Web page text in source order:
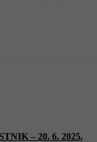
– 20. 6. 2025.